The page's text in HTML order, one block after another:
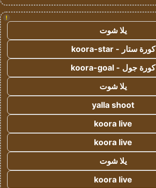
!
يلا شوت
كورة ستار - koora-star
كورة جول - koora-goal
يلا شوت
yalla shoot
koora live
koora live
يلا شوت
koora live